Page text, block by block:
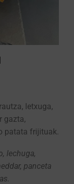
letxuga,
gazta,
patata frijituak.
lechuga,
panceta